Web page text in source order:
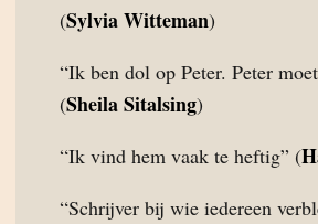
(Sylvia Witteman)
“Ik ben dol op Peter. Peter
(Sheila Sitalsing)
“Ik vind hem vaak te heftig” (
“Schrijver bij wie iedereen